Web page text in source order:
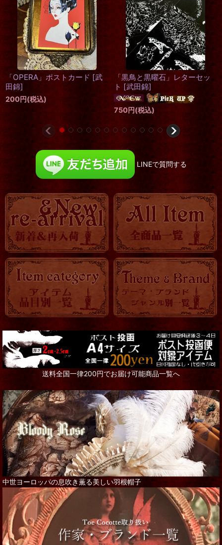
ラスト再入荷
「星巫女」レターセット [武田
750円
something old, something
new, something borrowed,
something blue [Blood B.]
24,000円(税込)
LINEで質問する
送料全国一律200円でお届け可能商品一覧へ
中世ヨーロッパの息吹き薫る美しい羽根帽子